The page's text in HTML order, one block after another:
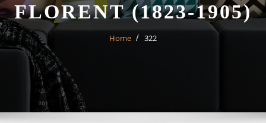
FLORENT (1823-1905)
Home 322